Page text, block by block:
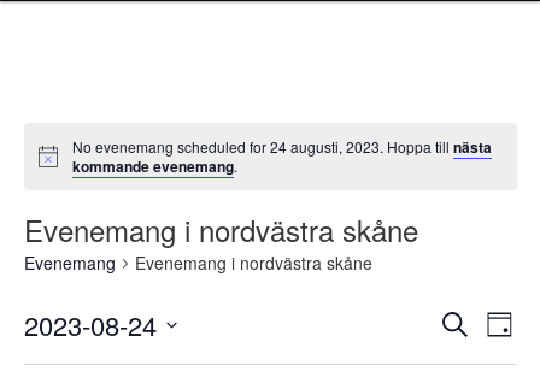
No evenemang scheduled for 24 augusti, 2023. Hoppa till nästa
kommande evenemang.
Evenemang i nordvästra skåne
Evenemang Evenemang i nordvästra skåne
Evenemang
Search
and
Sök Dag
2023-08-24